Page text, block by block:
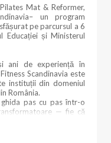
Mat & Reformer,
un program
pe parcursul a 6
Educației și Ministerul
ani de experiență în
Scandinavia este
instituții din domeniul
România.
pas cu pas într-o
— fie că